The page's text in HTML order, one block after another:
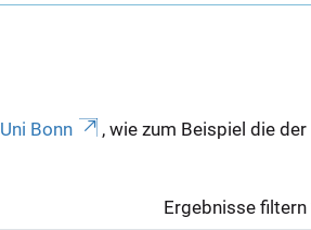
Uni Bonn , wie zum Beispiel die der
Ergebnisse filtern